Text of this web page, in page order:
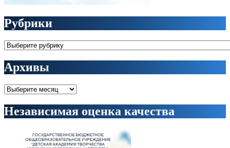
Рубрики
Рубрики
Архивы
Архивы
Независимая оценка качества